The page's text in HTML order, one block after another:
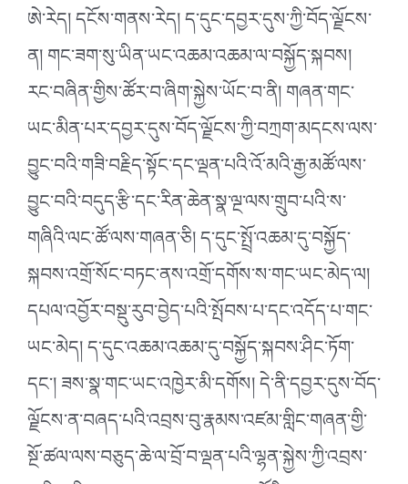
ཨེ་རེད། དངོས་གནས་རེད། ད་དུང་དབྱར་དུས་ཀྱི་བོད་ལྗོངས་
ན། གང་ཟག་སུ་ཡིན་ཡང་འཆམ་འཆམ་ལ་བསྐྱོད་སྐབས།
རང་བཞིན་གྱིས་ཚོར་བ་ཞིག་སྐྱེས་ཡོང་བ་ནི། གཞན་གང་
ཡང་མིན་པར་དབྱར་དུས་བོད་ལྗོངས་ཀྱི་བཀྲག་མདངས་ལས་
བྱུང་བའི་གཟི་བརྗིད་སྟོང་དང་ལྡན་པའི་འོ་མའི་རྒྱ་མཚོ་ལས་
བྱུང་བའི་བདུད་རྩི་དང་རིན་ཆེན་སྣ་ལྔ་ལས་གྲུབ་པའི་ས་
གཞིའི་ལང་ཚོ་ལས་གཞན་ཅི། ད་དུང་སྤྲོ་འཆམ་དུ་བསྐྱོད་
སྐབས་འགྲོ་སོང་བཏང་ནས་འགྲོ་དགོས་ས་གང་ཡང་མེད་ལ།
དཔལ་འབྱོར་བསྡུ་རུབ་བྱེད་པའི་སྤོབས་པ་དང་འདོད་པ་གང་
ཡང་མེད། ད་དུང་འཆམ་འཆམ་དུ་བསྐྱོད་སྐབས་ཤིང་ཏོག་
དང༌། ཟས་སྣ་གང་ཡང་འཁྱེར་མི་དགོས། དེ་ནི་དབྱར་དུས་བོད་
ལྗོངས་ན་བཞད་པའི་འབྲས་བུ་རྣམས་འཛམ་གླིང་གཞན་གྱི་
སྔོ་ཚལ་ལས་བཅུད་ཆེ་ལ་བྲོ་བ་ལྡན་པའི་ལྷན་སྐྱེས་ཀྱི་འབྲས་